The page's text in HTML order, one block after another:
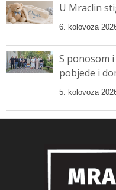
U Mraclin
6. kolovoza
S ponosom
pobjede i
5. kolovoza